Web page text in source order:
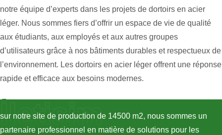
notre équipe d’experts dans les projets de dortoirs en acier
léger. Nous sommes fiers d’offrir un espace de vie de qualité
aux étudiants, aux employés et aux autres groupes
d’utilisateurs grâce à nos bâtiments durables et respectueux de
l’environnement. Les dortoirs en acier léger offrent une réponse
rapide et efficace aux besoins modernes.
sur notre site de production de 14500 m2, nous sommes un
partenaire professionnel en matière de solutions pour les
İletişim